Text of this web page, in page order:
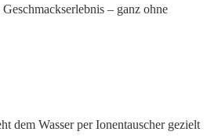
– ganz ohne
dem Wasser per Ionentauscher gezielt